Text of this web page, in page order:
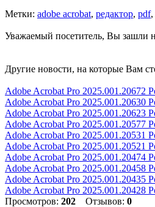
Метки: adobe acrobat, редактор, pdf,
Уважаемый посетитель, Вы зашли
Другие новости, на которые Вам
Adobe Acrobat Pro 2025.001.20672
Adobe Acrobat Pro 2025.001.20630
Adobe Acrobat Pro 2025.001.20623
Adobe Acrobat Pro 2025.001.20577
Adobe Acrobat Pro 2025.001.20531
Adobe Acrobat Pro 2025.001.20521
Adobe Acrobat Pro 2025.001.20474
Adobe Acrobat Pro 2025.001.20458
Adobe Acrobat Pro 2025.001.20435
Adobe Acrobat Pro 2025.001.20428
Просмотров: 202 Отзывов: 0